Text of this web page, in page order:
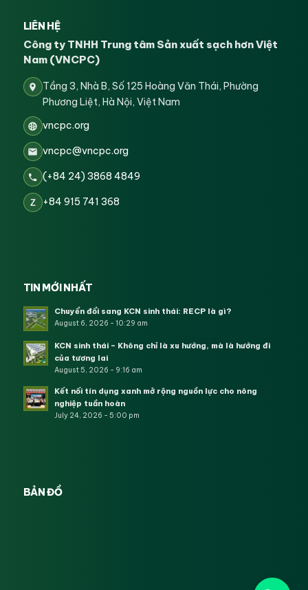
LIÊN HỆ
Công ty TNHH Trung tâm Sản xuất sạch hơn Việt
Nam (VNCPC)
Tầng 3, Nhà B, Số 125 Hoàng Văn Thái, Phường
Phương Liệt, Hà Nội, Việt Nam
vncpc.org
vncpc@vncpc.org
(+84 24) 3868 4849
Z +84 915 741 368
TIN MỚI NHẤT
Chuyển đổi sang KCN sinh thái: RECP là gì?
August 6, 2026 - 10:29 am
KCN sinh thái – Không chỉ là xu hướng, mà là hướng đi
của tương lai
August 5, 2026 - 9:16 am
Kết nối tín dụng xanh mở rộng nguồn lực cho nông
nghiệp tuần hoàn
July 24, 2026 - 5:00 pm
BẢN ĐỒ